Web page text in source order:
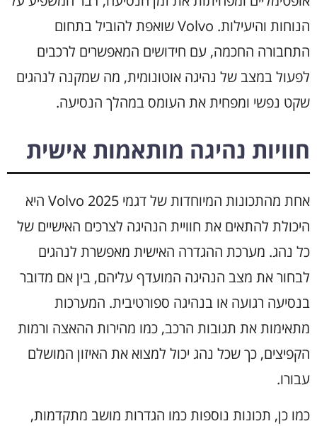
הנוחות והיעילות. Volvo שואפת להוביל בתחום
התחבורה החכמה, עם חידושים המאפשרים לרכבים
לפעול במצב של נהיגה אוטונומית, מה שמקנה לנהגים
שקט נפשי ומפחית את העומס במהלך הנסיעה.
חוויות נהיגה מותאמות אישית
אחת מהתכונות המיוחדות של דגמי Volvo 2025 היא
היכולת להתאים את חוויית הנהיגה לצרכים האישיים של
כל נהג. מערכת ההגדרה האישית מאפשרת לנהגים
לבחור את מצב הנהיגה המועדף עליהם, בין אם מדובר
בנסיעה רגועה או בנהיגה ספורטיבית. המערכות
מתאימות את תגובות הרכב, כמו מהירות ההאצה ורמות
הקפיצים, כך שכל נהג יכול למצוא את האיזון המושלם
עבורו.
כמו כן, תכונות נוספות כמו הגדרות מושב מתקדמות,